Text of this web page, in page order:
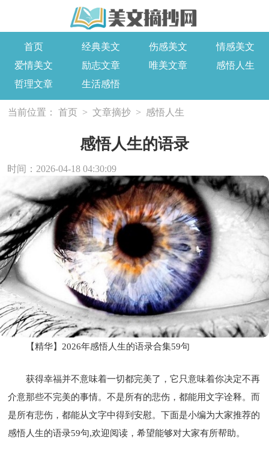
首页 经典美文 伤感美文
情感美文
爱情美文
励志文章 唯美文章
感悟人生
哲理文章
生活感悟
当前位置： 首页 > 文章摘抄 > 感悟人生
感悟人生的语录
时间：2026-04-18 04:30:09
【精华】2026年感悟人生的语录合集59句
获得幸福并不意味着一切都完美了，它只意味着你决定不再
介意那些不完美的事情。不是所有的悲伤，都能用文字诠释。而
是所有悲伤，都能从文字中得到安慰。下面是小编为大家推荐的
感悟人生的语录59句,欢迎阅读，希望能够对大家有所帮助。